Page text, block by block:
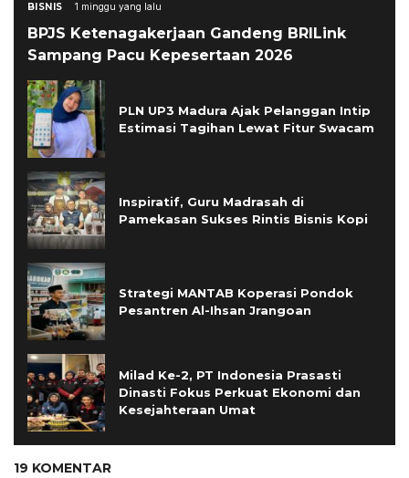
BISNIS 1 minggu yang lalu
BPJS Ketenagakerjaan Gandeng BRILink
Sampang Pacu Kepesertaan 2026
PLN UP3 Madura Ajak Pelanggan Intip
Estimasi Tagihan Lewat Fitur Swacam
Inspiratif, Guru Madrasah di
Pamekasan Sukses Rintis Bisnis Kopi
Strategi MANTAB Koperasi Pondok
Pesantren Al-Ihsan Jrangoan
Milad Ke-2, PT Indonesia Prasasti
Dinasti Fokus Perkuat Ekonomi dan
Kesejahteraan Umat
19 KOMENTAR